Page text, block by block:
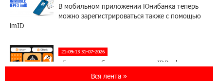
В мобильном приложении Юнибанка теперь
можно зарегистрироваться также с помощью
imID
21:09:13 31-07-2026
«Бесплатные бонусы в играх»: IDBank
предупреждает о кибератаках на школьников
Вся лента »